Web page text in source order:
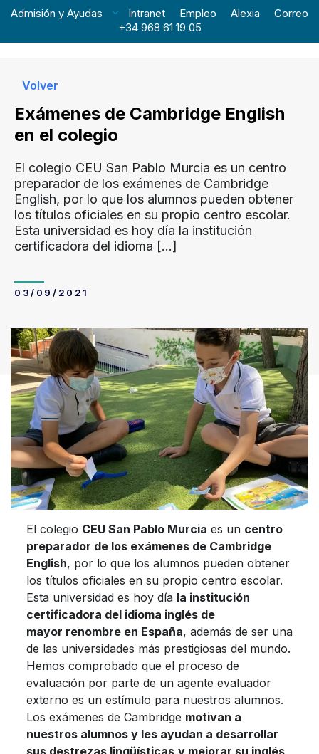
Admisión y Ayudas Intranet Empleo Alexia
Correo
+34 968 61 19 05
Volver
Exámenes de Cambridge English
en el colegio
El colegio CEU San Pablo Murcia es un centro
preparador de los exámenes de Cambridge
English, por lo que los alumnos pueden obtener
los títulos oficiales en su propio centro escolar.
Esta universidad es hoy día la institución
certificadora del idioma […]
03/09/2021
El colegio CEU San Pablo Murcia es un centro
preparador de los exámenes de Cambridge
English, por lo que los alumnos pueden obtener
los títulos oficiales en su propio centro escolar.
Esta universidad es hoy día la institución
certificadora del idioma inglés de
mayor renombre en España, además de ser una
de las universidades más prestigiosas del mundo.
Hemos comprobado que el proceso de
evaluación por parte de un agente evaluador
externo es un estímulo para nuestros alumnos.
Los exámenes de Cambridge motivan a
nuestros alumnos y les ayudan a desarrollar
sus destrezas lingüísticas y mejorar su inglés